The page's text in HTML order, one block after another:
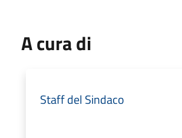
A cura di
Staff del Sindaco